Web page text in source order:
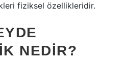
fiziksel özellikleridir.
NEDIR?